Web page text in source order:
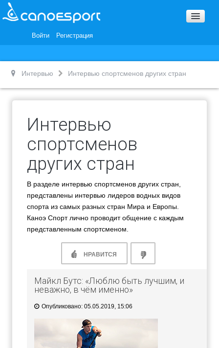
Войти Регистрация
Награды и Благодарности
Интервью Интервью спортсменов других стран
Интервью
спортсменов
других стран
В разделе интервью спортсменов других стран,
представлены интервью лидеров водных видов
спорта из самых разных стран Мира и Европы.
Каноэ Спорт лично проводит общение с каждым
представленным спортсменом.
НРАВИТСЯ
Майкл Бутс: «Люблю быть лучшим, и
неважно, в чём именно»
Опубликовано: 05.05.2019, 15:06